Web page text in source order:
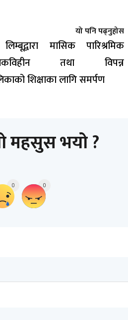
यो पनि पढ्नुहोस
मासिक पारिश्रमिक
तथा विपन्न
शिक्षाका लागि समर्पण
महसुस भयो ?
0 0